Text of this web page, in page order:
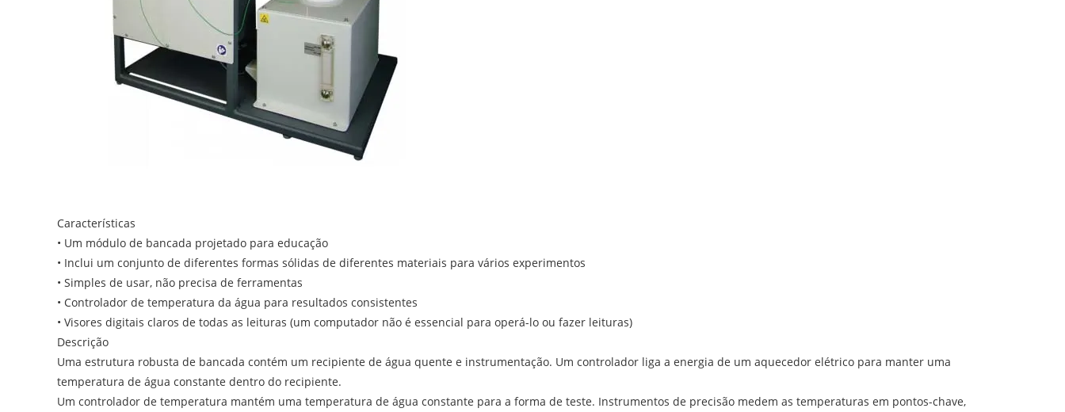
Características
• Um módulo de bancada projetado para educação
• Inclui um conjunto de diferentes formas sólidas de diferentes materiais para vários experimentos
• Simples de usar, não precisa de ferramentas
• Controlador de temperatura da água para resultados consistentes
• Visores digitais claros de todas as leituras (um computador não é essencial para operá-lo ou fazer leituras)
Descrição
Uma estrutura robusta de bancada contém um recipiente de água quente e instrumentação. Um controlador liga a energia de um aquecedor elétrico para manter uma
temperatura de água constante dentro do recipiente.
Um controlador de temperatura mantém uma temperatura de água constante para a forma de teste. Instrumentos de precisão medem as temperaturas em pontos-chave,